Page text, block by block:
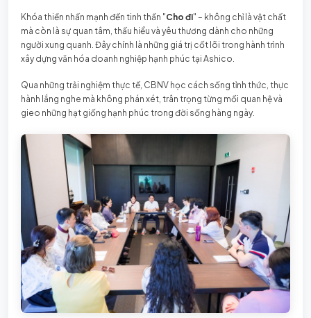
Khóa thiền nhấn mạnh đến tinh thần "Cho đi" – không chỉ là vật chất
mà còn là sự quan tâm, thấu hiểu và yêu thương dành cho những
người xung quanh. Đây chính là những giá trị cốt lõi trong hành trình
xây dựng văn hóa doanh nghiệp hạnh phúc tại Ashico.
Qua những trải nghiệm thực tế, CBNV học cách sống tỉnh thức, thực
hành lắng nghe mà không phán xét, trân trọng từng mối quan hệ và
gieo những hạt giống hạnh phúc trong đời sống hàng ngày.